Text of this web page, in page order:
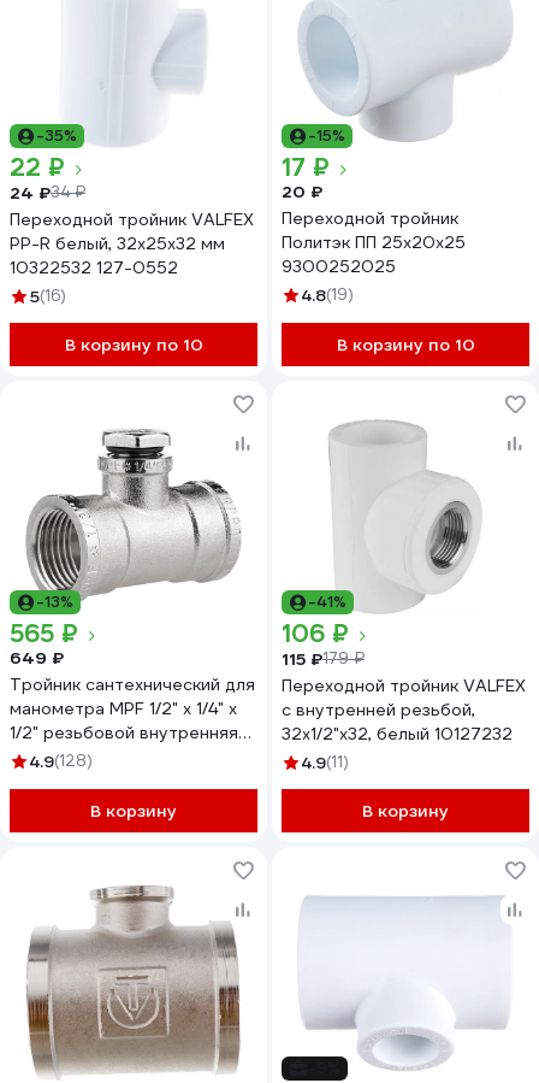
-35%
22 ₽
24 ₽34 ₽
Переходной тройник VALFEX
PP-R белый, 32х25х32 мм
10322532 127-0552
5(16)
В корзину по 10
-15%
17 ₽
20 ₽
Переходной тройник
Политэк ПП 25х20х25
9300252025
4.8(19)
В корзину по 10
-13%
565 ₽
649 ₽
Тройник сантехнический для
манометра MPF 1/2" х 1/4" х
1/2" резьбовой внутренняя
резьба ИС.072797
4.9(128)
В корзину
-41%
106 ₽
115 ₽179 ₽
Переходной тройник VALFEX
с внутренней резьбой,
32x1/2"х32, белый 10127232
4.9(11)
В корзину